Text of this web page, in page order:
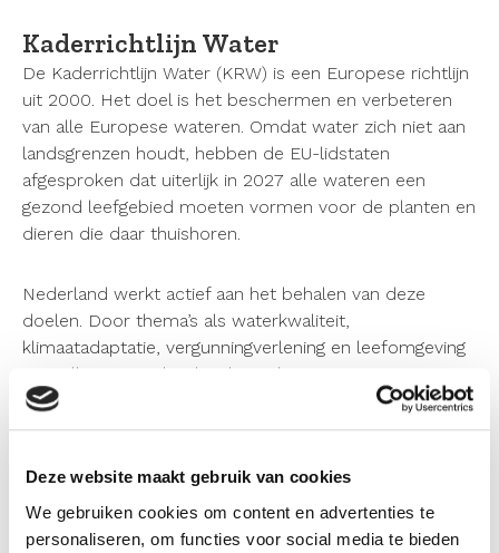
Deze website maakt gebruik van cookies
We gebruiken cookies om content en advertenties te
personaliseren, om functies voor social media te bieden
Kaderrichtlijn Water
De Kaderrichtlijn Water (KRW) is een Europese richtlijn
uit 2000. Het doel is het beschermen en verbeteren
van alle Europese wateren. Omdat water zich niet aan
landsgrenzen houdt, hebben de EU-lidstaten
afgesproken dat uiterlijk in 2027 alle wateren een
gezond leefgebied moeten vormen voor de planten en
dieren die daar thuishoren.
Nederland werkt actief aan het behalen van deze
doelen. Door thema’s als waterkwaliteit,
klimaatadaptatie, vergunningverlening en leefomgeving
met elkaar te verbinden, bereiden wij ons voor op
toekomstige uitdagingen, zoals klimaatverandering,
strengere milieueisen en toenemende druk op de
water voor iedereen.
De OMWB draagt in het kader van de KRW bij aan een